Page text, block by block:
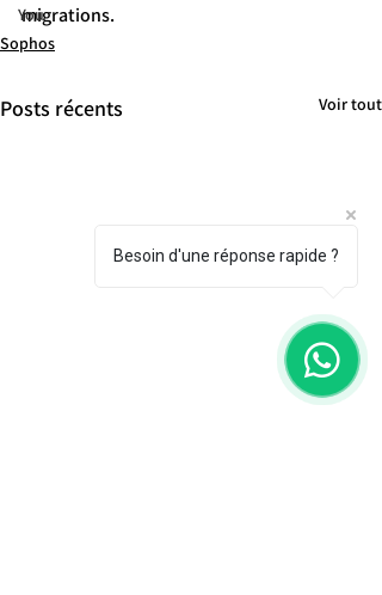
You
migrations.
Sophos
Posts récents Voir tout
Besoin d'une réponse rapide ?